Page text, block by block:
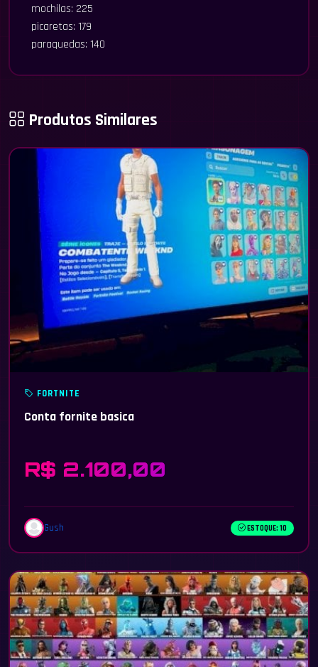
mochilas: 225
picaretas: 179
paraquedas: 140
Produtos Similares
FORTNITE
Conta fornite basica
R$ 2.100,00
Gush ESTOQUE: 10